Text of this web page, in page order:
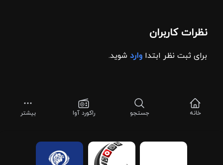
نظرات کاربران
برای ثبت نظر ابتدا وارد شوید.
خانه جستجو راکورد آوا بیشتر